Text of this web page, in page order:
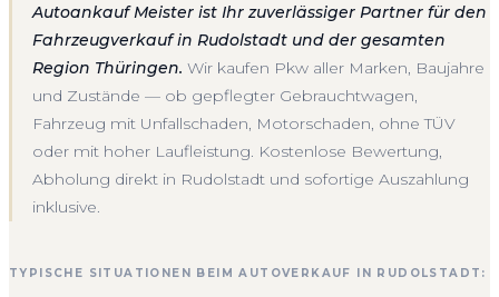
Autoankauf Meister ist Ihr zuverlässiger Partner für den
Fahrzeugverkauf in Rudolstadt und der gesamten
Region Thüringen. Wir kaufen Pkw aller Marken, Baujahre
und Zustände — ob gepflegter Gebrauchtwagen,
Fahrzeug mit Unfallschaden, Motorschaden, ohne TÜV
oder mit hoher Laufleistung. Kostenlose Bewertung,
Abholung direkt in Rudolstadt und sofortige Auszahlung
inklusive.
TYPISCHE SITUATIONEN BEIM AUTOVERKAUF IN RUDOLSTADT: